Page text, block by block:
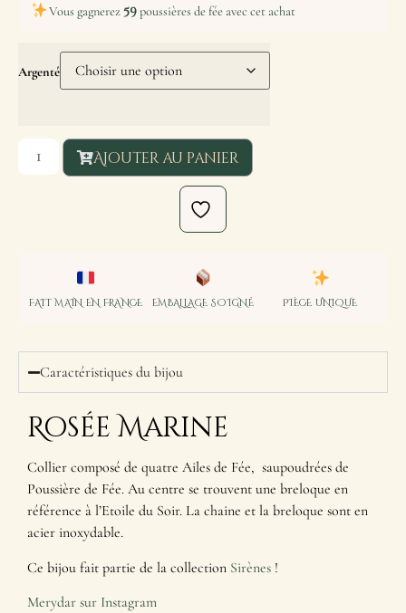
Vous gagnerez59poussières de fée avec cet achat
Argenté
Ajouter au panier
FAIT MAIN EN FRANCE EMBALLAGE SOIGNÉ PIÈCE UNIQUE
Caractéristiques du bijou
Rosée Marine
Collier composé de quatre Ailes de Fée, saupoudrées de
Poussière de Fée. Au centre se trouvent une breloque en
référence à l’Etoile du Soir. La chaine et la breloque sont en
acier inoxydable.
Ce bijou fait partie de la collection Sirènes !
Merydar sur Instagram